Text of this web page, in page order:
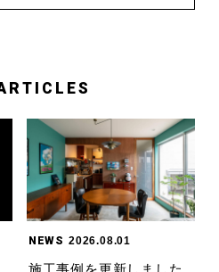
NEWS 2026.08.01